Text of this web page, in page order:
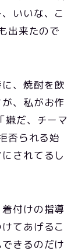
いいな、こ
出来たので
、焼酎を飲
、私がお作
嫌だ、チーマ
否られる始
されてるし
付けの指導
てあげるこ
きるのだけ